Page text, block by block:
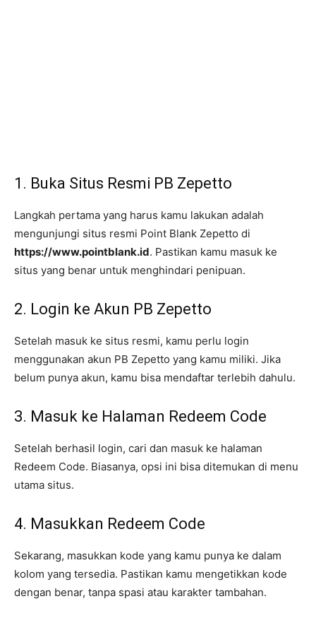
1. Buka Situs Resmi PB Zepetto
Langkah pertama yang harus kamu lakukan adalah
mengunjungi situs resmi Point Blank Zepetto di
https://www.pointblank.id. Pastikan kamu masuk ke
situs yang benar untuk menghindari penipuan.
2. Login ke Akun PB Zepetto
Setelah masuk ke situs resmi, kamu perlu login
menggunakan akun PB Zepetto yang kamu miliki. Jika
belum punya akun, kamu bisa mendaftar terlebih dahulu.
3. Masuk ke Halaman Redeem Code
Setelah berhasil login, cari dan masuk ke halaman
Redeem Code. Biasanya, opsi ini bisa ditemukan di menu
utama situs.
4. Masukkan Redeem Code
Sekarang, masukkan kode yang kamu punya ke dalam
kolom yang tersedia. Pastikan kamu mengetikkan kode
dengan benar, tanpa spasi atau karakter tambahan.